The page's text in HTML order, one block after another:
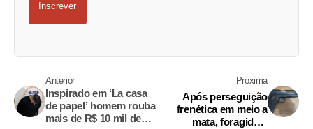
Inscrever
Anterior
Inspirado em ‘La casa
de papel’ homem rouba
mais de R$ 10 mil de
Próxima
Após perseguição
frenética em meio a
mata, foragido é